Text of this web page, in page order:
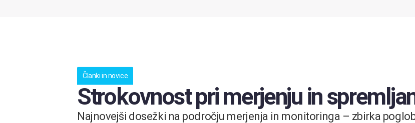
Članki in novice
Strokovnost pri merjenju in
Najnovejši dosežki na področju merjenja in monitoringa – zbirka